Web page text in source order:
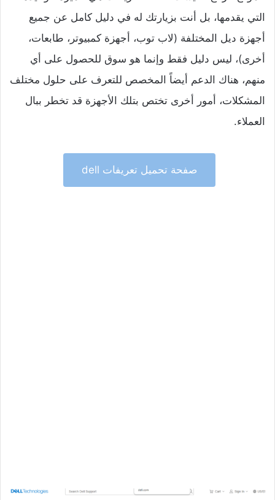
التي يقدمها، بل أنت بزيارتك له في دليل كامل عن جميع
أجهزة ديل المختلفة (لاب توب، أجهزة كمبيوتر، طابعات،
أخرى)، ليس دليل فقط وإنما هو سوق للحصول على أي
منهم، هناك الدعم أيضاً المخصص للتعرف على حلول مختلف
المشكلات، أمور أخرى تختص بتلك الأجهزة قد تخطر ببال
العملاء.
صفحة تحميل تعريفات dell